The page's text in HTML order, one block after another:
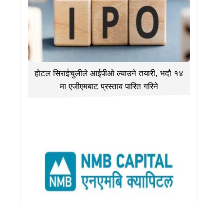
होटल सिराईचुलीले आईपीओ ल्याउने तयारी, भदौ १४
मा एजीएमबाट प्रस्ताव पारित गरिने